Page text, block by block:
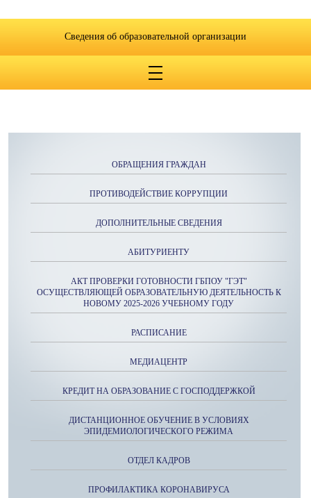
ОБРАЩЕНИЯ ГРАЖДАН
ПРОТИВОДЕЙСТВИЕ КОРРУПЦИИ
ДОПОЛНИТЕЛЬНЫЕ СВЕДЕНИЯ
АБИТУРИЕНТУ
АКТ ПРОВЕРКИ ГОТОВНОСТИ ГБПОУ "ГЭТ"
ОСУЩЕСТВЛЯЮЩЕЙ ОБРАЗОВАТЕЛЬНУЮ ДЕЯТЕЛЬНОСТЬ К
НОВОМУ 2025-2026 УЧЕБНОМУ ГОДУ
РАСПИСАНИЕ
МЕДИАЦЕНТР
КРЕДИТ НА ОБРАЗОВАНИЕ С ГОСПОДДЕРЖКОЙ
ДИСТАНЦИОННОЕ ОБУЧЕНИЕ В УСЛОВИЯХ
ЭПИДЕМИОЛОГИЧЕСКОГО РЕЖИМА
ОТДЕЛ КАДРОВ
ПРОФИЛАКТИКА КОРОНАВИРУСА
Сведения об образовательной организации